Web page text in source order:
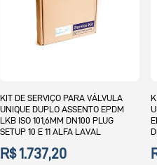
KIT DE SERVIÇO PARA VÁLVULA
UNIQUE DUPLO ASSENTO EPDM
LKB ISO 101,6MM DN100 PLUG
SETUP 10 E 11 ALFA LAVAL
R$ 1.737,20